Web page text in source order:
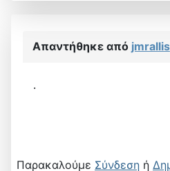
Απαντήθηκε από jmrallis
.
Παρακαλούμε Σύνδεση ή